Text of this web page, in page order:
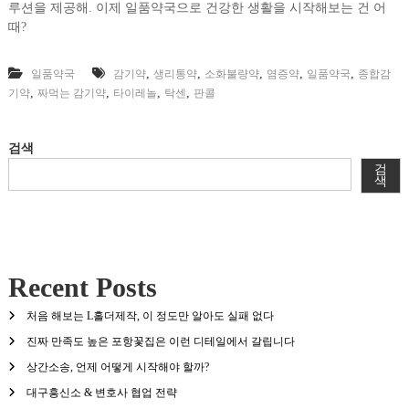
루션을 제공해. 이제 일품약국으로 건강한 생활을 시작해보는 건 어
때?
일품약국 감기약, 생리통약, 소화불량약, 염증약, 일품약국, 종합감
기약, 짜먹는 감기약, 타이레놀, 탁센 , 판콜
검색
검
색
Recent Posts
처음 해보는 L홀더제작, 이 정도만 알아도 실패 없다
진짜 만족도 높은 포항꽃집은 이런 디테일에서 갈립니다
상간소송, 언제 어떻게 시작해야 할까?
대구흥신소 & 변호사 협업 전략